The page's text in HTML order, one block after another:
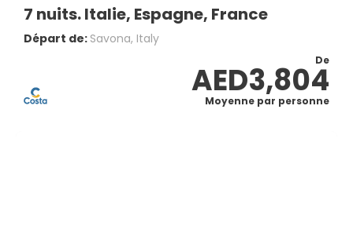
7 nuits. Italie, Espagne, France
Départ de: Savona, Italy
De
AED3,804
Moyenne par personne